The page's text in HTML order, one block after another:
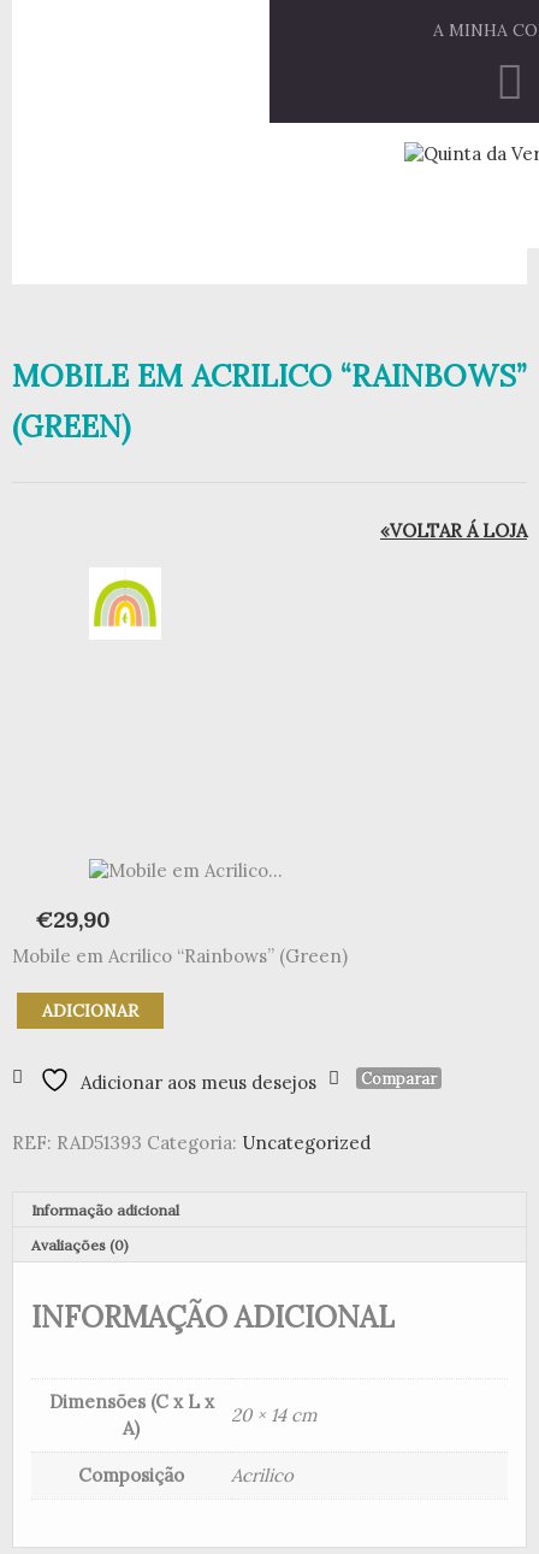
A MINHA
MOBILE EM ACRILICO “RAINBOWS”
(GREEN)
«VOLTAR Á LOJA
€29,90
Mobile em Acrilico “Rainbows” (Green)
Quantidade
de
em
Acrilico
(Green)
ADICIONAR
Adicionar aos meus desejos Comparar
REF: RAD51393 Categoria: Uncategorized
Informação adicional
Avaliações (0)
INFORMAÇÃO ADICIONAL
Dimensões (C x L x
A)
20 × 14 cm
Composição Acrilico